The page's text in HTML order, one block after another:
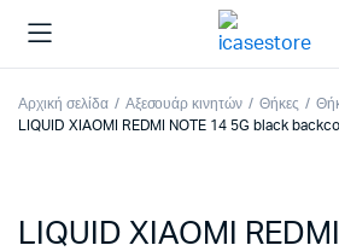
Αρχική σελίδα Αξεσουάρ κινητών Θήκες
LIQUID XIAOMI REDMI NOTE 14 5G black
LIQUID XIAOMI